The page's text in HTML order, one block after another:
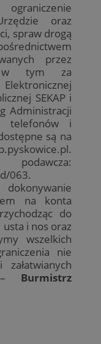
oraz
spraw drogą
przez
w tym za
SEKAP i
Administracji
telefonów i
są na
063.
na konta
do
usta i nos oraz
wszelkich
nie
załatwianych
– Burmistrz